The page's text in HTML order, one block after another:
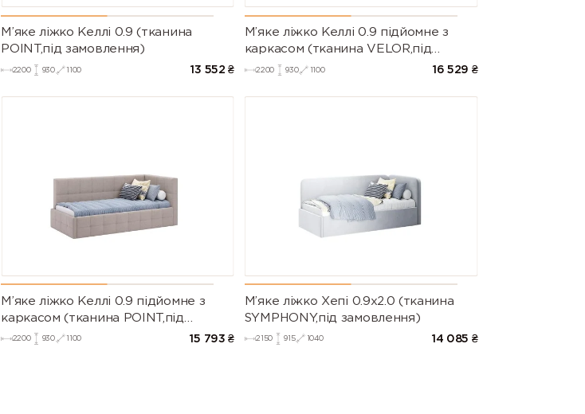
М’яке ліжко Келлі 0.9 (тканина
POINT,під замовлення)
2200 930 1100 13 552 ₴
М’яке ліжко Келлі 0.9 підйомне з
каркасом (тканина VELOR,під
замовлення)
2200 930 1100 16 529 ₴
М’яке ліжко Келлі 0.9 підйомне з
каркасом (тканина POINT,під
замовлення)
2200 930 1100 15 793 ₴
М’яке ліжко Хепі 0.9х2.0 (тканина
SYMPHONY,під замовлення)
2150 915 1040 14 085 ₴